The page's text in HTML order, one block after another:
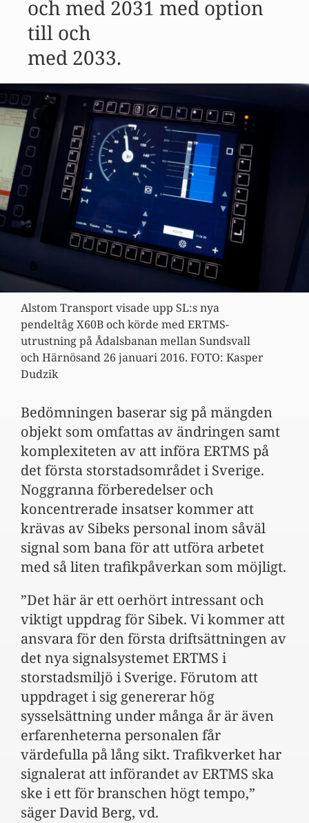
och med 2031 med option
till och
med 2033.
Alstom Transport visade upp SL:s nya
pendeltåg X60B och körde med ERTMS-
utrustning på Ådalsbanan mellan Sundsvall
och Härnösand 26 januari 2016. FOTO: Kasper
Dudzik
Bedömningen baserar sig på mängden
objekt som omfattas av ändringen samt
komplexiteten av att införa ERTMS på
det första storstadsområdet i Sverige.
Noggranna förberedelser och
koncentrerade insatser kommer att
krävas av Sibeks personal inom såväl
signal som bana för att utföra arbetet
med så liten trafikpåverkan som möjligt.
”Det här är ett oerhört intressant och
viktigt uppdrag för Sibek. Vi kommer att
ansvara för den första driftsättningen av
det nya signalsystemet ERTMS i
storstadsmiljö i Sverige. Förutom att
uppdraget i sig genererar hög
sysselsättning under många år är även
erfarenheterna personalen får
värdefulla på lång sikt. Trafikverket har
signalerat att införandet av ERTMS ska
ske i ett för branschen högt tempo,”
säger David Berg, vd.